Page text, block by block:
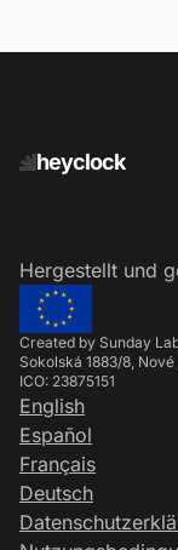
heyclock
Hergestellt und
Created by Sunday
Sokolská 1883/8,
ICO: 23875151
English
Español
Français
Deutsch